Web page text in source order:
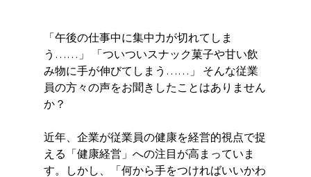
「午後の仕事中に集中力が切れてしま
う……」 「ついついスナック菓子や甘い飲
み物に手が伸びてしまう……」 そんな従業
員の方々の声をお聞きしたことはありません
か？
近年、企業が従業員の健康を経営的視点で捉
える「健康経営」への注目が高まっていま
す。しかし、「何から手をつければいいかわ